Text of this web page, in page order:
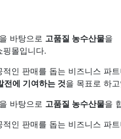
바탕으로 고품질 농수산물을
몰입니다.
인 판매를 돕는 비즈니스 파
전에 기여하는 것을 목표로 하
바탕으로 고품질 농수산물을
인 판매를 돕는 비즈니스 파